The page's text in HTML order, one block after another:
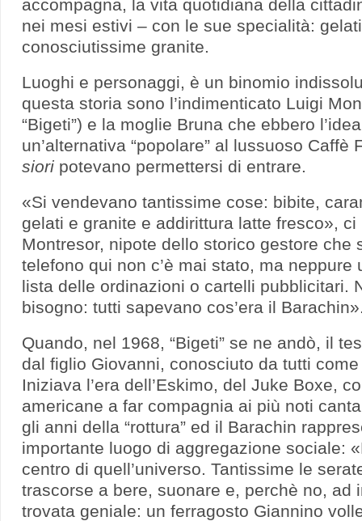
accompagna, la vita quotidiana della
nei mesi estivi – con le sue specialità:
conosciutissime granite.
Luoghi e personaggi, è un binomio
questa storia sono l’indimenticato Luigi
“Bigeti”) e la moglie Bruna che ebbero
un’alternativa “popolare” al lussuoso Caffè
siori potevano permettersi di entrare.
«Si vendevano tantissime cose: bibite,
gelati e granite e addirittura latte fresco»,
Montresor, nipote dello storico gestore che
telefono qui non c’è mai stato, ma neppure
lista delle ordinazioni o cartelli pubblicitari.
bisogno: tutti sapevano cos’era il
Quando, nel 1968, “Bigeti” se ne andò, il
dal figlio Giovanni, conosciuto da tutti come
Iniziava l’era dell’Eskimo, del Juke Boxe,
americane a far compagnia ai più noti
gli anni della “rottura” ed il Barachin
importante luogo di aggregazione sociale:
centro di quell’universo. Tantissime le
trascorse a bere, suonare e, perchè no, ad
trovata geniale: un ferragosto Giannino